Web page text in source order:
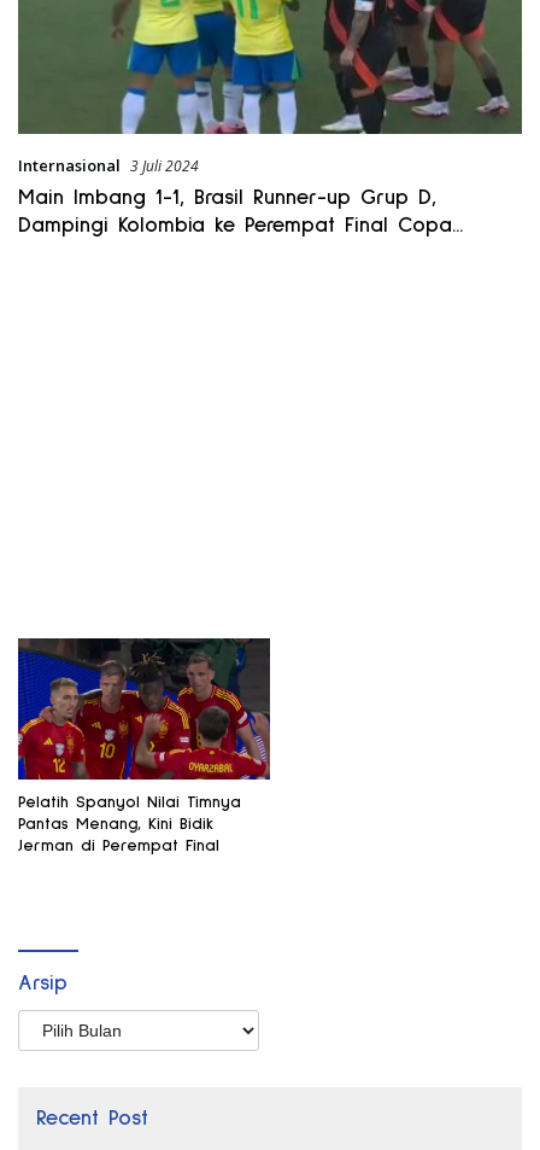
Internasional 3 Juli 2024
Main Imbang 1-1, Brasil Runner-up Grup D,
Dampingi Kolombia ke Perempat Final Copa
Pelatih Spanyol Nilai Timnya
Pantas Menang, Kini Bidik
Jerman di Perempat Final
Arsip
Arsip
Recent Post